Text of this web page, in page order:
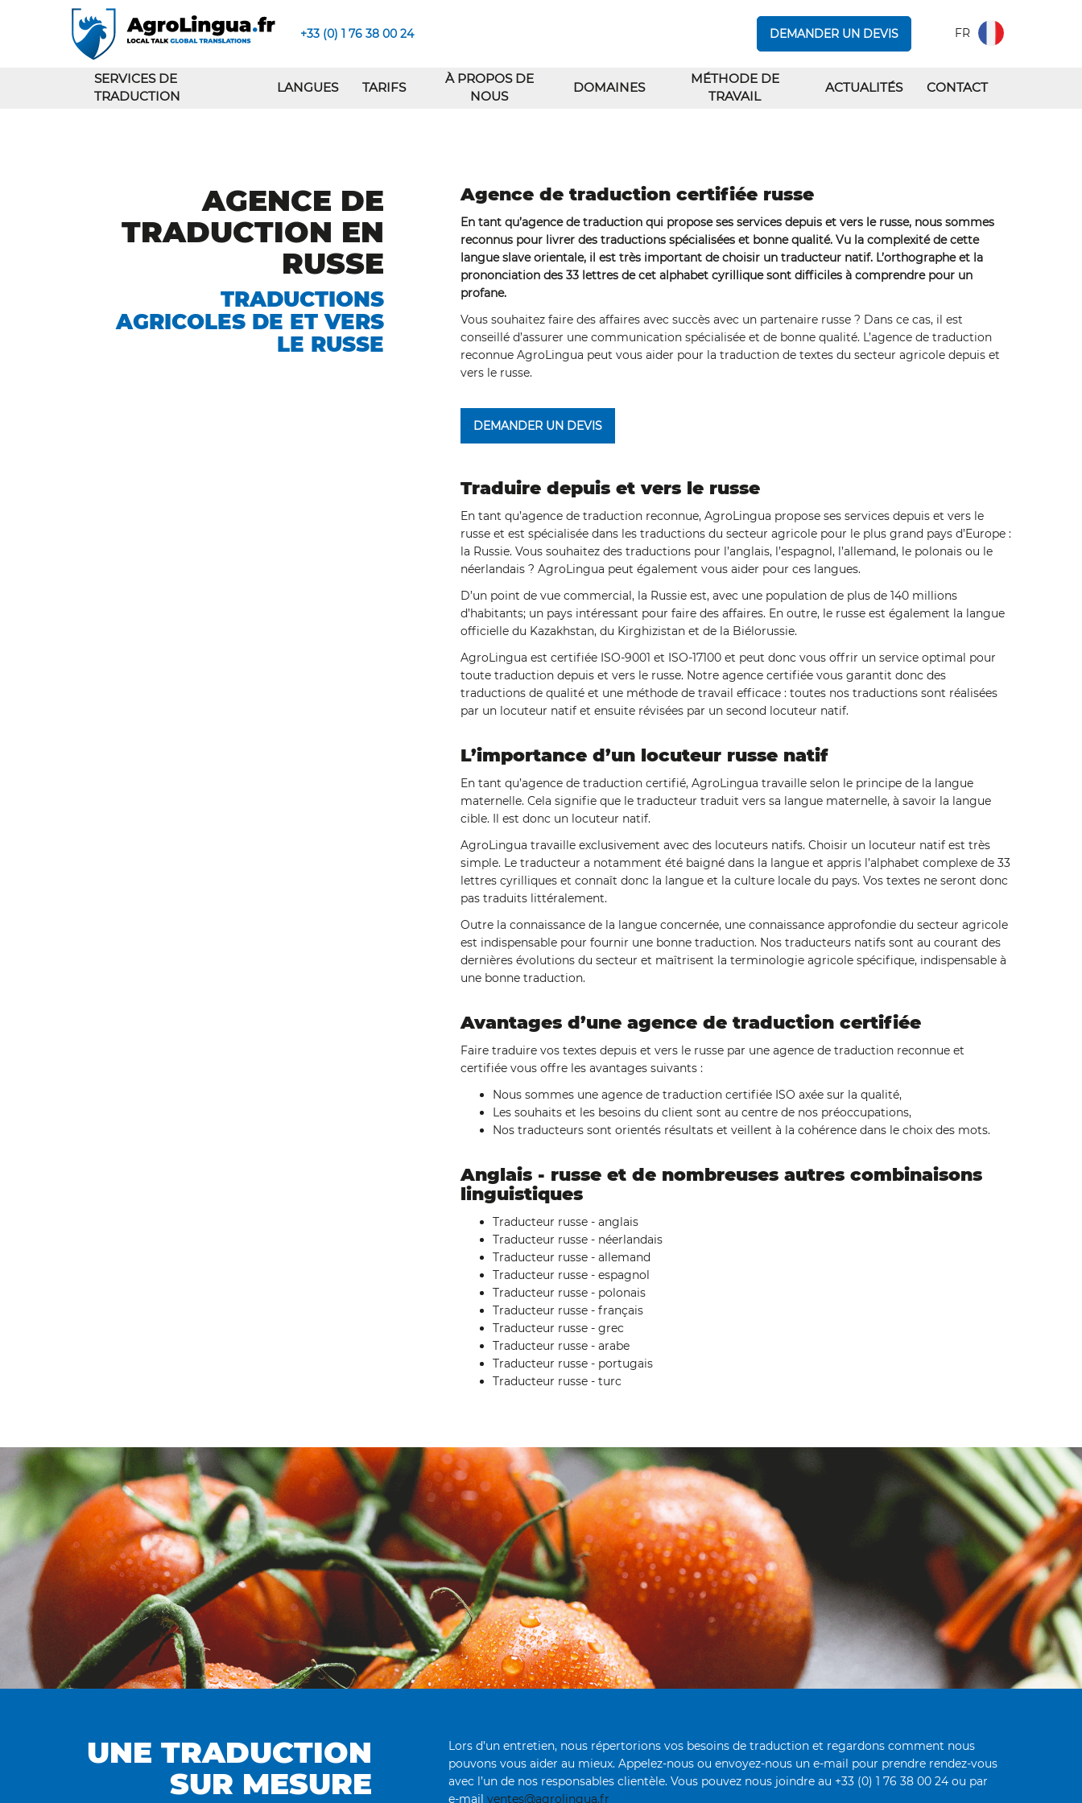
+33 (0) 1 76 38 00 24 DEMANDER UN DEVIS FR
SERVICES DE
TRADUCTION
LANGUES TARIFS
À PROPOS DE
NOUS
DOMAINES
MÉTHODE DE
TRAVAIL
ACTUALITÉS CONTACT
AGENCE DE
TRADUCTION EN
RUSSE
TRADUCTIONS
AGRICOLES DE ET VERS
LE RUSSE
Agence de traduction certifiée russe
En tant qu’agence de traduction qui propose ses services depuis et vers le russe, nous sommes
reconnus pour livrer des traductions spécialisées et bonne qualité. Vu la complexité de cette
langue slave orientale, il est très important de choisir un traducteur natif. L’orthographe et la
prononciation des 33 lettres de cet alphabet cyrillique sont difficiles à comprendre pour un
profane.
Vous souhaitez faire des affaires avec succès avec un partenaire russe ? Dans ce cas, il est
conseillé d’assurer une communication spécialisée et de bonne qualité. L’agence de traduction
reconnue AgroLingua peut vous aider pour la traduction de textes du secteur agricole depuis et
vers le russe.
DEMANDER UN DEVIS
Traduire depuis et vers le russe
En tant qu’agence de traduction reconnue, AgroLingua propose ses services depuis et vers le
russe et est spécialisée dans les traductions du secteur agricole pour le plus grand pays d’Europe :
la Russie. Vous souhaitez des traductions pour l’anglais, l’espagnol, l’allemand, le polonais ou le
néerlandais ? AgroLingua peut également vous aider pour ces langues.
D’un point de vue commercial, la Russie est, avec une population de plus de 140 millions
d’habitants; un pays intéressant pour faire des affaires. En outre, le russe est également la langue
officielle du Kazakhstan, du Kirghizistan et de la Biélorussie.
AgroLingua est certifiée ISO-9001 et ISO-17100 et peut donc vous offrir un service optimal pour
toute traduction depuis et vers le russe. Notre agence certifiée vous garantit donc des
traductions de qualité et une méthode de travail efficace : toutes nos traductions sont réalisées
par un locuteur natif et ensuite révisées par un second locuteur natif.
L’importance d’un locuteur russe natif
En tant qu’agence de traduction certifié, AgroLingua travaille selon le principe de la langue
maternelle. Cela signifie que le traducteur traduit vers sa langue maternelle, à savoir la langue
cible. Il est donc un locuteur natif.
AgroLingua travaille exclusivement avec des locuteurs natifs. Choisir un locuteur natif est très
simple. Le traducteur a notamment été baigné dans la langue et appris l’alphabet complexe de 33
lettres cyrilliques et connaît donc la langue et la culture locale du pays. Vos textes ne seront donc
pas traduits littéralement.
Outre la connaissance de la langue concernée, une connaissance approfondie du secteur agricole
est indispensable pour fournir une bonne traduction. Nos traducteurs natifs sont au courant des
dernières évolutions du secteur et maîtrisent la terminologie agricole spécifique, indispensable à
une bonne traduction.
Avantages d’une agence de traduction certifiée
Faire traduire vos textes depuis et vers le russe par une agence de traduction reconnue et
certifiée vous offre les avantages suivants :
Nous sommes une agence de traduction certifiée ISO axée sur la qualité,
Les souhaits et les besoins du client sont au centre de nos préoccupations,
Nos traducteurs sont orientés résultats et veillent à la cohérence dans le choix des mots.
Anglais - russe et de nombreuses autres combinaisons
linguistiques
Traducteur russe - anglais
Traducteur russe - néerlandais
Traducteur russe - allemand
Traducteur russe - espagnol
Traducteur russe - polonais
Traducteur russe - français
Traducteur russe - grec
Traducteur russe - arabe
Traducteur russe - portugais
Traducteur russe - turc
UNE TRADUCTION
SUR MESURE
Lors d’un entretien, nous répertorions vos besoins de traduction et regardons comment nous
pouvons vous aider au mieux. Appelez-nous ou envoyez-nous un e-mail pour prendre rendez-vous
avec l’un de nos responsables clientèle. Vous pouvez nous joindre au +33 (0) 1 76 38 00 24 ou par
e-mail ventes@agrolingua.fr